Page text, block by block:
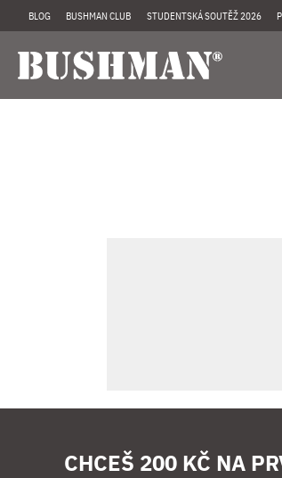
BLOG BUSHMAN CLUB STUDENTSKÁ SOUTĚŽ 2026
CHCEŠ 200 KČ NA